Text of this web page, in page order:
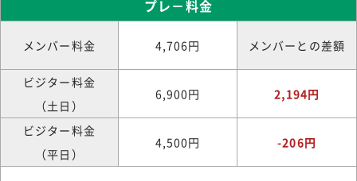
プレ－料金
メンバー料金 4,706円 メンバーとの差額
ビジター料金
（土日）
6,900円 2,194円
ビジター料金
（平日）
4,500円 -206円